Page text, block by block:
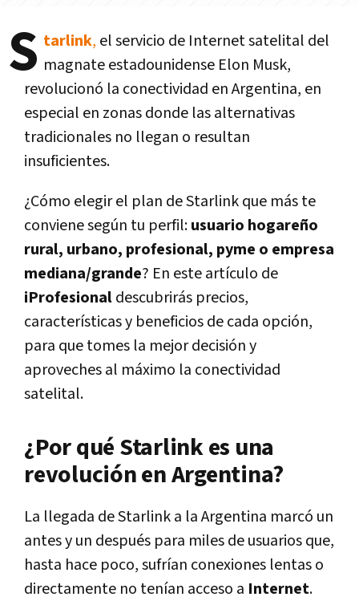
S tarlink, el servicio de Internet satelital del
magnate estadounidense Elon Musk,
revolucionó la conectividad en Argentina, en
especial en zonas donde las alternativas
tradicionales no llegan o resultan
insuficientes.
¿Cómo elegir el plan de Starlink que más te
conviene según tu perfil:usuario hogareño
rural, urbano, profesional, pyme o empresa
mediana/grande? En este artículo de
iProfesionaldescubrirás precios,
características y beneficios de cada opción,
para que tomes la mejor decisión y
aproveches al máximo la conectividad
satelital.
¿Por qué Starlink es una
revolución en Argentina?
La llegada de Starlink a la Argentina marcó un
antes y un después para miles de usuarios que,
hasta hace poco, sufrían conexiones lentas o
directamente no tenían acceso a Internet.